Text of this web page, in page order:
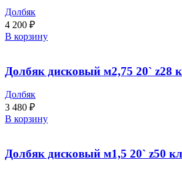
Долбяк
4 200 ₽
В корзину
Долбяк дисковый м2,75 20` z28
Долбяк
3 480 ₽
В корзину
Долбяк дисковый м1,5 20` z50